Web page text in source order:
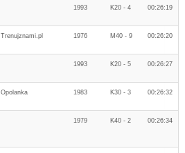
1993 K20 - 4 00:26:19
Trenujznami.pl 1976 M40 - 9 00:26:20
1993 K20 - 5 00:26:27
Opolanka 1983 K30 - 3 00:26:32
1979 K40 - 2 00:26:34